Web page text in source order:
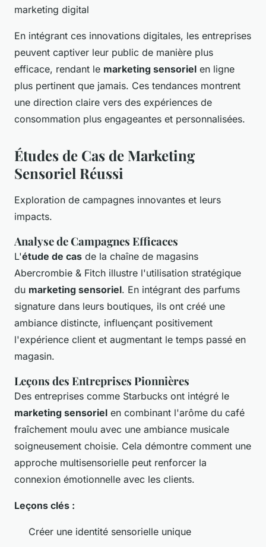
marketing digital
En intégrant ces innovations digitales, les entreprises
peuvent captiver leur public de manière plus
efficace, rendant le marketing sensoriel en ligne
plus pertinent que jamais. Ces tendances montrent
une direction claire vers des expériences de
consommation plus engageantes et personnalisées.
Études de Cas de Marketing
Sensoriel Réussi
Exploration de campagnes innovantes et leurs
impacts.
Analyse de Campagnes Efficaces
L'étude de cas de la chaîne de magasins
Abercrombie & Fitch illustre l'utilisation stratégique
du marketing sensoriel. En intégrant des parfums
signature dans leurs boutiques, ils ont créé une
ambiance distincte, influençant positivement
l'expérience client et augmentant le temps passé en
magasin.
Leçons des Entreprises Pionnières
Des entreprises comme Starbucks ont intégré le
marketing sensoriel en combinant l'arôme du café
fraîchement moulu avec une ambiance musicale
soigneusement choisie. Cela démontre comment une
approche multisensorielle peut renforcer la
connexion émotionnelle avec les clients.
Leçons clés :
Créer une identité sensorielle unique